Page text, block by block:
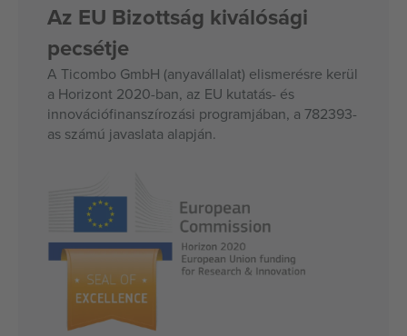
Az EU Bizottság kiválósági
pecsétje
A Ticombo GmbH (anyavállalat) elismerésre kerül
a Horizont 2020-ban, az EU kutatás- és
innovációfinanszírozási programjában, a 782393-
as számú javaslata alapján.